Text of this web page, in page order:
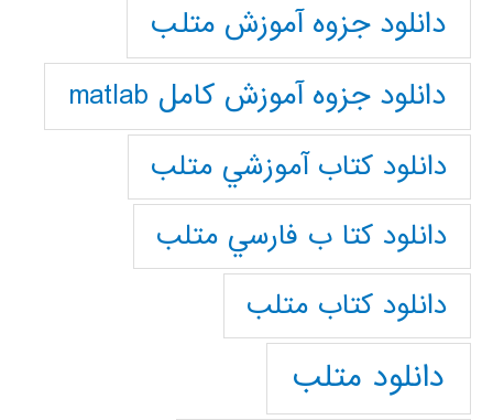
دانلود جزوه آموزش متلب
دانلود جزوه آموزش کامل matlab
دانلود كتاب آموزشي متلب
دانلود كتا ب فارسي متلب
دانلود كتاب متلب
دانلود متلب